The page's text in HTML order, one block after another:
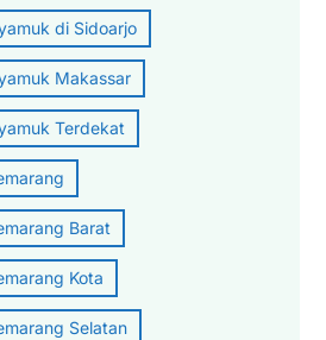
di Sidoarjo
Makassar
Terdekat
Barat
Kota
Selatan